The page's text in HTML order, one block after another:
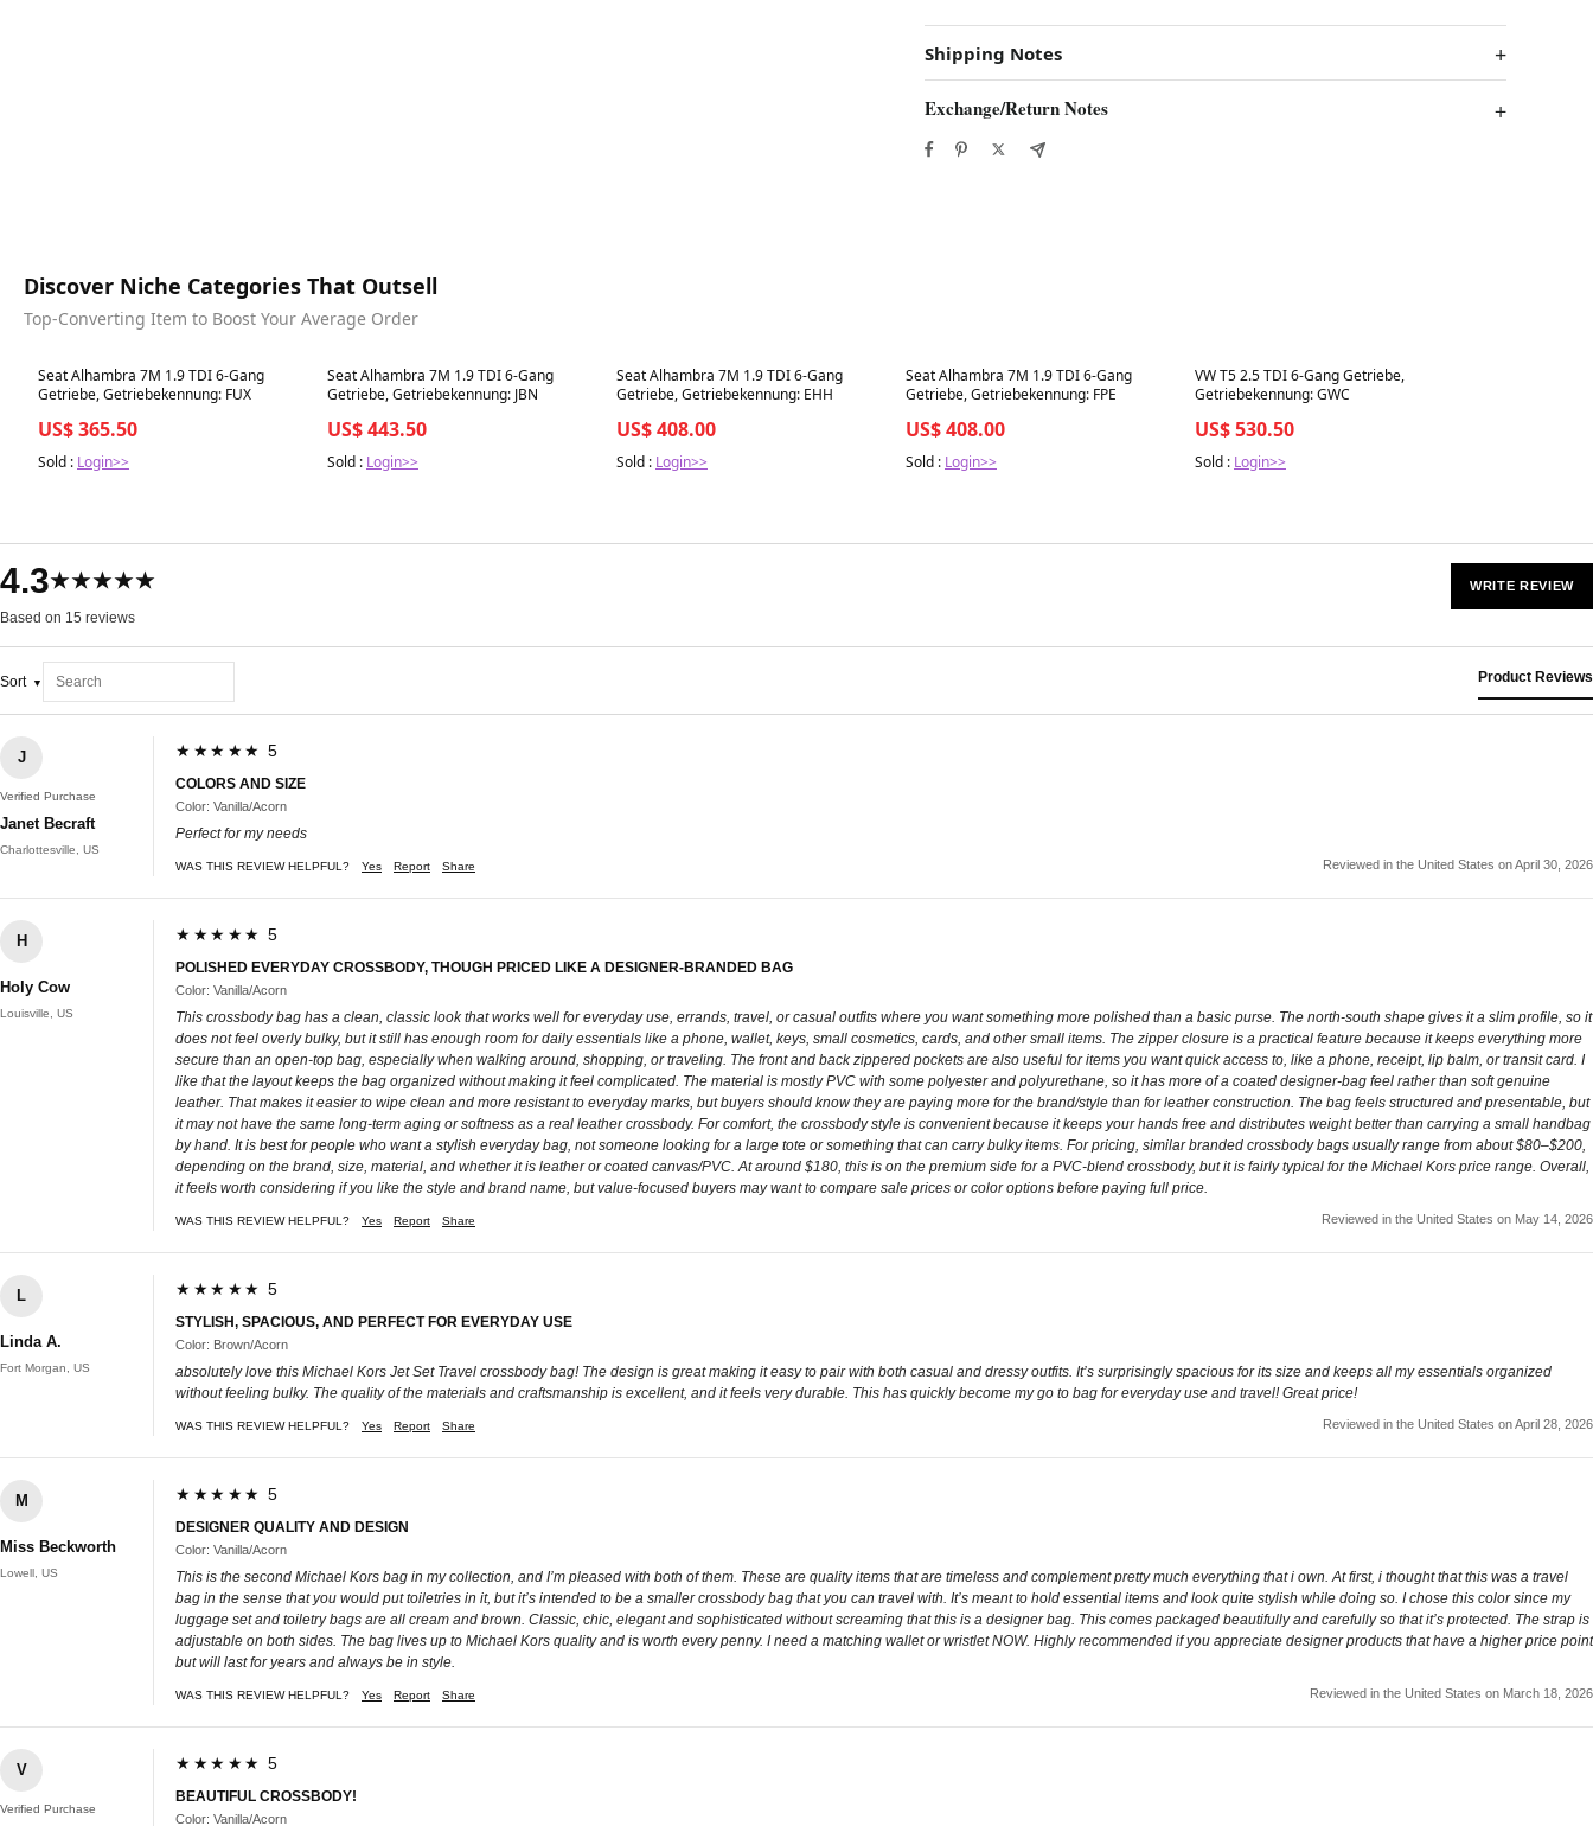
Shipping Notes
Exchange/Return Notes
Discover Niche Categories That Outsell
Top-Converting Item to Boost Your Average Order
Best in 7 days
Seat Alhambra 7M 1.9 TDI 6-Gang
Getriebe, Getriebekennung: FUX
US$ 365.50
Sold : Login>>
Best in 7 days
Seat Alhambra 7M 1.9 TDI 6-Gang
Getriebe, Getriebekennung: JBN
US$ 443.50
Sold : Login>>
Best in 7 days
Seat Alhambra 7M 1.9 TDI 6-Gang
Getriebe, Getriebekennung: EHH
US$ 408.00
Sold : Login>>
Best in 7 days
Seat Alhambra 7M 1.9 TDI 6-Gang
Getriebe, Getriebekennung: FPE
US$ 408.00
Sold : Login>>
Best in 7 days
VW T5 2.5 TDI 6-Gang Getriebe,
Getriebekennung: GWC
US$ 530.50
Sold : Login>>
4.3★★★★★
Based on 15 reviews
WRITE REVIEW
Sort Product Reviews
J
Verified Purchase
Janet Becraft
Charlottesville, US
★★★★★ 5
COLORS AND SIZE
Color: Vanilla/Acorn
Perfect for my needs
WAS THIS REVIEW HELPFUL? Yes Report Share Reviewed in the United States on April 30, 2026
H
Holy Cow
Louisville, US
★★★★★ 5
POLISHED EVERYDAY CROSSBODY, THOUGH PRICED LIKE A DESIGNER-BRANDED BAG
Color: Vanilla/Acorn
This crossbody bag has a clean, classic look that works well for everyday use, errands, travel, or casual outfits where you want something more polished than a basic purse. The north-south shape gives it a slim profile, so it
does not feel overly bulky, but it still has enough room for daily essentials like a phone, wallet, keys, small cosmetics, cards, and other small items. The zipper closure is a practical feature because it keeps everything more
secure than an open-top bag, especially when walking around, shopping, or traveling. The front and back zippered pockets are also useful for items you want quick access to, like a phone, receipt, lip balm, or transit card. I
like that the layout keeps the bag organized without making it feel complicated. The material is mostly PVC with some polyester and polyurethane, so it has more of a coated designer-bag feel rather than soft genuine
leather. That makes it easier to wipe clean and more resistant to everyday marks, but buyers should know they are paying more for the brand/style than for leather construction. The bag feels structured and presentable, but
it may not have the same long-term aging or softness as a real leather crossbody. For comfort, the crossbody style is convenient because it keeps your hands free and distributes weight better than carrying a small handbag
by hand. It is best for people who want a stylish everyday bag, not someone looking for a large tote or something that can carry bulky items. For pricing, similar branded crossbody bags usually range from about $80–$200,
depending on the brand, size, material, and whether it is leather or coated canvas/PVC. At around $180, this is on the premium side for a PVC-blend crossbody, but it is fairly typical for the Michael Kors price range. Overall,
it feels worth considering if you like the style and brand name, but value-focused buyers may want to compare sale prices or color options before paying full price.
WAS THIS REVIEW HELPFUL? Yes Report Share Reviewed in the United States on May 14, 2026
L
Linda A.
Fort Morgan, US
★★★★★ 5
STYLISH, SPACIOUS, AND PERFECT FOR EVERYDAY USE
Color: Brown/Acorn
absolutely love this Michael Kors Jet Set Travel crossbody bag! The design is great making it easy to pair with both casual and dressy outfits. It’s surprisingly spacious for its size and keeps all my essentials organized
without feeling bulky. The quality of the materials and craftsmanship is excellent, and it feels very durable. This has quickly become my go to bag for everyday use and travel! Great price!
WAS THIS REVIEW HELPFUL? Yes Report Share Reviewed in the United States on April 28, 2026
M
Miss Beckworth
Lowell, US
★★★★★ 5
DESIGNER QUALITY AND DESIGN
Color: Vanilla/Acorn
This is the second Michael Kors bag in my collection, and I’m pleased with both of them. These are quality items that are timeless and complement pretty much everything that i own. At first, i thought that this was a travel
bag in the sense that you would put toiletries in it, but it’s intended to be a smaller crossbody bag that you can travel with. It’s meant to hold essential items and look quite stylish while doing so. I chose this color since my
luggage set and toiletry bags are all cream and brown. Classic, chic, elegant and sophisticated without screaming that this is a designer bag. This comes packaged beautifully and carefully so that it’s protected. The strap is
adjustable on both sides. The bag lives up to Michael Kors quality and is worth every penny. I need a matching wallet or wristlet NOW. Highly recommended if you appreciate designer products that have a higher price point
but will last for years and always be in style.
WAS THIS REVIEW HELPFUL? Yes Report Share Reviewed in the United States on March 18, 2026
V
Verified Purchase
★★★★★ 5
BEAUTIFUL CROSSBODY!
Color: Vanilla/Acorn